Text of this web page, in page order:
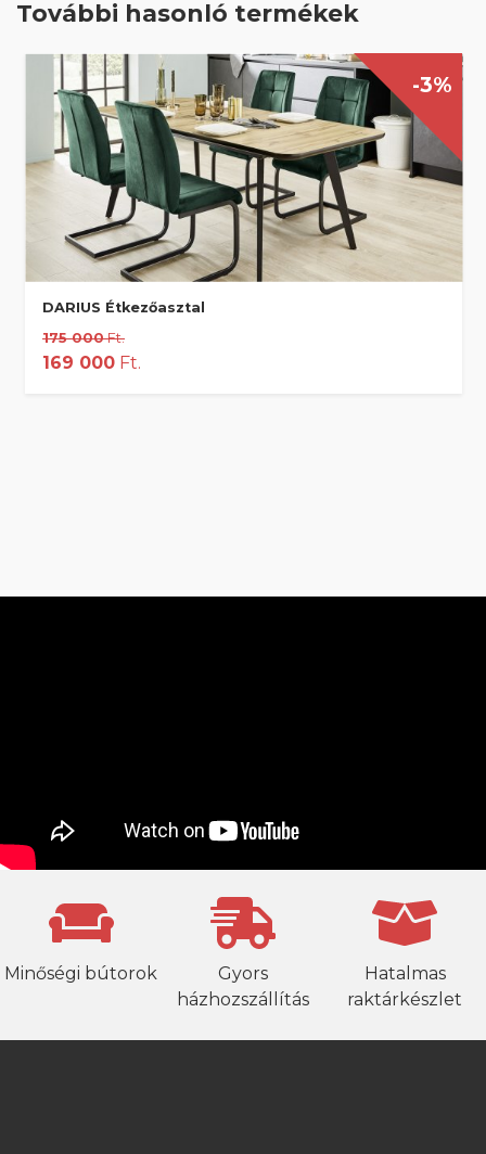
További hasonló termékek
-3%
DARIUS Étkezőasztal
175 000Ft.
169 000 Ft.
Minőségi bútorok
Gyors
házhozszállítás
Hatalmas
raktárkészlet